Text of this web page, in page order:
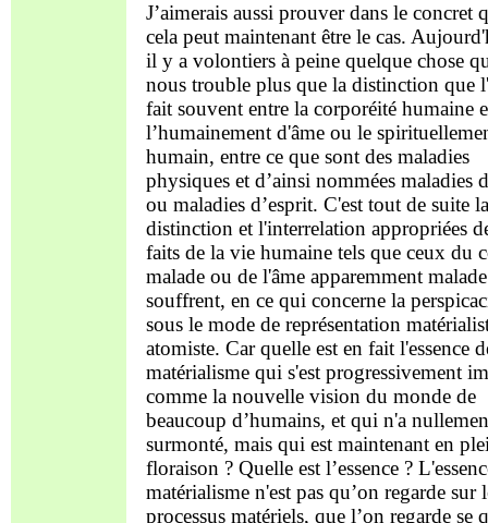
J’aimerais aussi prouver dans le concret
cela peut maintenant être le cas.
il y a volontiers à peine quelque chose
nous trouble plus que la distinction que
fait souvent entre la corporéité humaine
l’humainement d'âme ou le
humain, entre ce que sont des maladies
physiques et d’ainsi nommées maladies
ou maladies d’esprit. C'est tout de suite la
distinction et l'interrelation appropriées
faits de la vie humaine tels que ceux du
malade ou de l'âme apparemment
souffrent, en ce qui concerne la
sous le mode de représentation
atomiste. Car quelle est en fait l'essence
matérialisme qui s'est progressivement
comme la nouvelle vision du monde de
beaucoup d’humains, et qui n'a
surmonté, mais qui est maintenant en
floraison ? Quelle est l’essence ?
matérialisme n'est pas qu’on regarde sur
processus matériels, que l’on regarde se